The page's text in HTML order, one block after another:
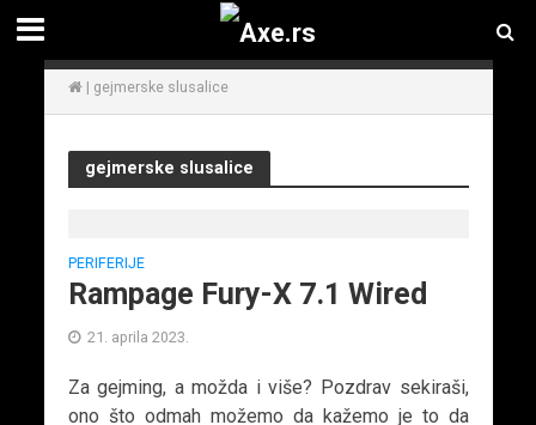
| gejmerske slusalice
gejmerske slusalice
PERIFERIJE
Rampage Fury-X 7.1 Wired
21. aprila 2023.
Za gejming, a možda i više? Pozdrav sekiraši,
ono što odmah možemo da kažemo je to da